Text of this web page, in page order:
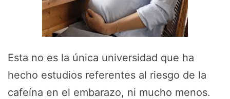
Esta no es la única universidad que ha
hecho estudios referentes al riesgo de la
cafeína en el embarazo, ni mucho menos.